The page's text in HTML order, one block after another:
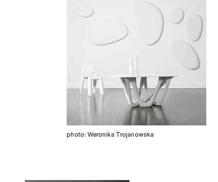
photo: Weronika Trojanowska